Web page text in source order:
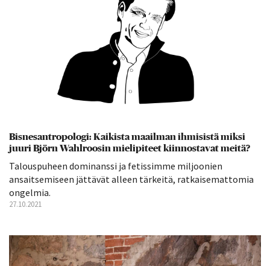
Bisnesantropologi: Kaikista maailman ihmisistä miksi
juuri Björn Wahlroosin mielipiteet kiinnostavat meitä?
Talouspuheen dominanssi ja fetissimme miljoonien
ansaitsemiseen jättävät alleen tärkeitä, ratkaisemattomia
ongelmia.
27.10.2021